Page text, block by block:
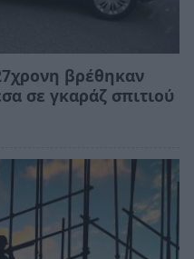
βρέθηκαν
σε γκαράζ σπιτιού